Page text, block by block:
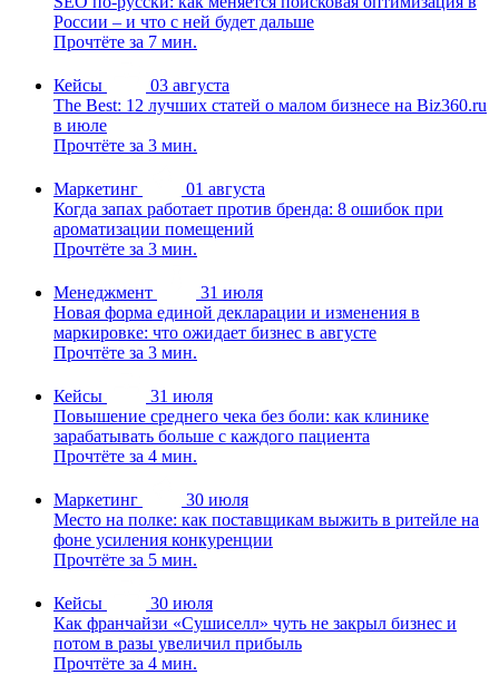
России – и что с ней будет дальше
Прочтёте за 7 мин.
Кейсы
03 августа
The Best: 12 лучших статей о малом бизнесе на Biz360.ru
в июле
Прочтёте за 3 мин.
Маркетинг
01 августа
Когда запах работает против бренда: 8 ошибок при
ароматизации помещений
Прочтёте за 3 мин.
Менеджмент
31 июля
Новая форма единой декларации и изменения в
маркировке: что ожидает бизнес в августе
Прочтёте за 3 мин.
Кейсы
31 июля
Повышение среднего чека без боли: как клинике
зарабатывать больше с каждого пациента
Прочтёте за 4 мин.
Маркетинг
30 июля
Место на полке: как поставщикам выжить в ритейле на
фоне усиления конкуренции
Прочтёте за 5 мин.
Кейсы
30 июля
Как франчайзи «Сушиселл» чуть не закрыл бизнес и
потом в разы увеличил прибыль
Прочтёте за 4 мин.